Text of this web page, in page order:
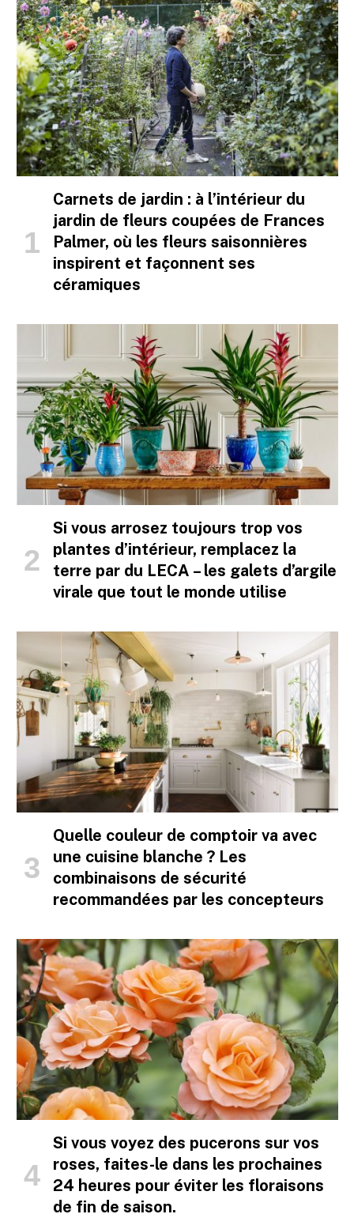
Carnets de jardin : à l’intérieur du
jardin de fleurs coupées de Frances
Palmer, où les fleurs saisonnières
inspirent et façonnent ses
céramiques
Si vous arrosez toujours trop vos
plantes d’intérieur, remplacez la
terre par du LECA – les galets d’argile
virale que tout le monde utilise
Quelle couleur de comptoir va avec
une cuisine blanche ? Les
combinaisons de sécurité
recommandées par les concepteurs
Si vous voyez des pucerons sur vos
roses, faites-le dans les prochaines
24 heures pour éviter les floraisons
de fin de saison.